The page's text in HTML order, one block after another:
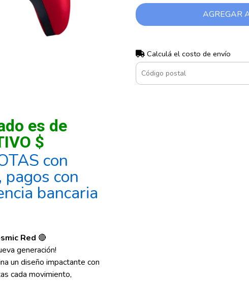
es de
$
con
con
bancaria
Red 🔴
generación!
un diseño impactante con
cada movimiento,
AGREGAR
Calculá el costo de envío